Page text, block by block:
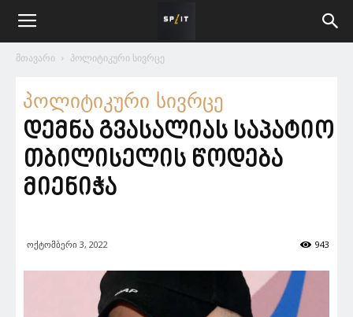
მთავარი პოლიტიკური სივრცე
პოლიტიკური სივრცე
დემნა გვასალიას საპატიო
თბილისელის წოდება
მიენიჭა
ოქტომბერი 3, 2022 943